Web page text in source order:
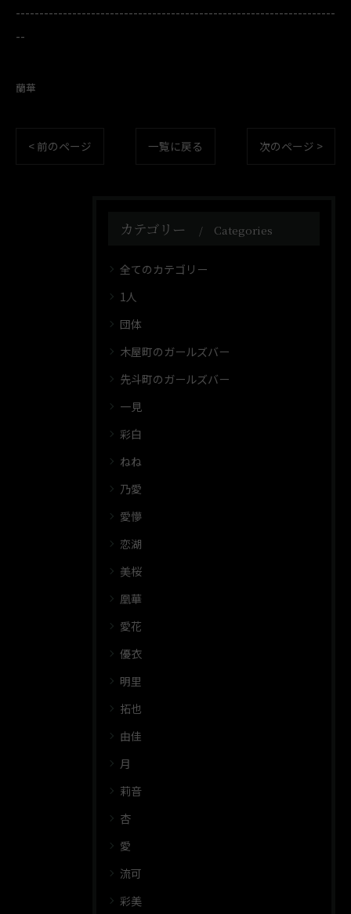
--------------------------------------------------------------------
--
蘭華
< 前のページ 一覧に戻る 次のページ >
カテゴリー Categories
全てのカテゴリー
1人
団体
木屋町のガールズバー
先斗町のガールズバー
一見
彩白
ねね
乃愛
愛懜
恋湖
美桜
凰華
愛花
優衣
明里
拓也
由佳
月
莉音
杏
愛
流可
彩美